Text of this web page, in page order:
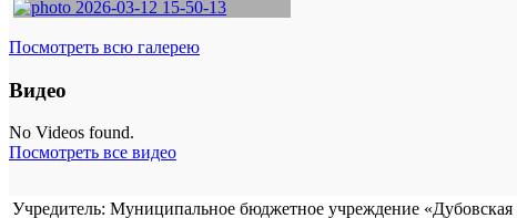
Посмотреть всю галерею
Видео
No Videos found.
Посмотреть все видео
Учредитель: Муниципальное бюджетное учреждение «Дубовская